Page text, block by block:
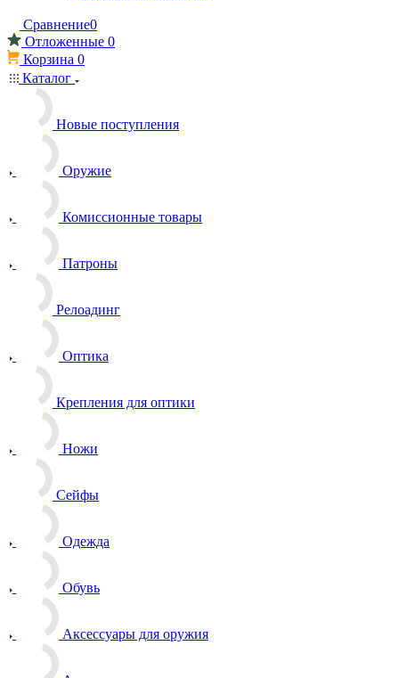
Сравнение0
Отложенные 0
Корзина 0
Каталог
Новые поступления
Оружие
Комиссионные товары
Патроны
Релоадинг
Оптика
Крепления для оптики
Ножи
Сейфы
Одежда
Обувь
Аксессуары для оружия